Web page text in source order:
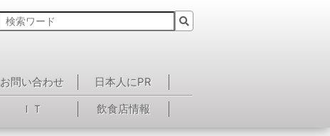
お問い合わせ
日本人にPR
ＩＴ 飲食店情報